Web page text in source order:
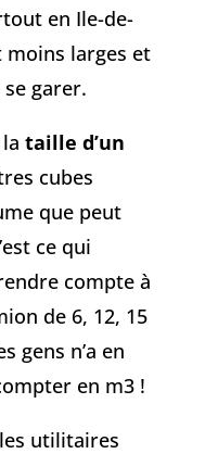
en Ile-de-
moins larges et
garer.
taille d’un
cubes
que peut
ce qui
compte à
de 6, 12, 15
gens n’a en
en m3 !
utilitaires